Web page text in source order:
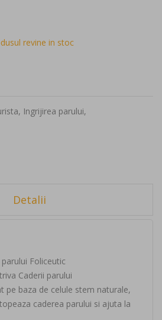
revine in stoc
, Ingrijirea parului,
Detalii
Foliceutic
Caderii parului
pe baza de celule stem naturale,
caderea parului si ajuta la